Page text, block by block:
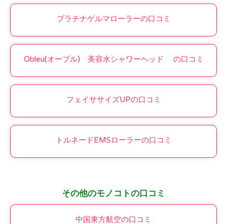
プラチナゲルマローラーの口コミ
Obleu(オーブル) 美容水シャワーヘッド の口コミ
フェイササイズUPの口コミ
トルネードEMSローラーの口コミ
その他のモノコトの口コミ
中国東方航空の口コミ